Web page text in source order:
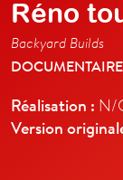
Réno
Backyard Builds
DOCUMENTAIRE
Réalisation : N/
Version